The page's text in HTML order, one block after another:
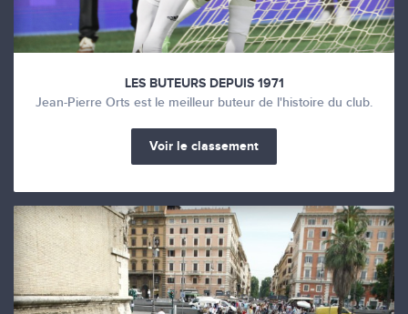
LES BUTEURS DEPUIS 1971
Jean-Pierre Orts est le meilleur buteur de l'histoire du club.
Voir le classement